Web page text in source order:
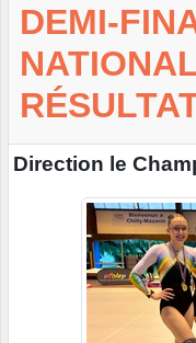
DEMI-
Direction le